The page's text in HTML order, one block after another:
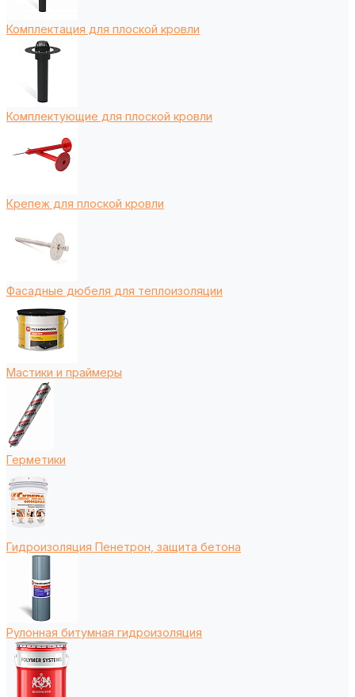
Комплектация для плоской кровли
Комплектующие для плоской кровли
Крепеж для плоской кровли
Фасадные дюбеля для теплоизоляции
Мастики и праймеры
Герметики
Гидроизоляция Пенетрон, защита бетона
Рулонная битумная гидроизоляция